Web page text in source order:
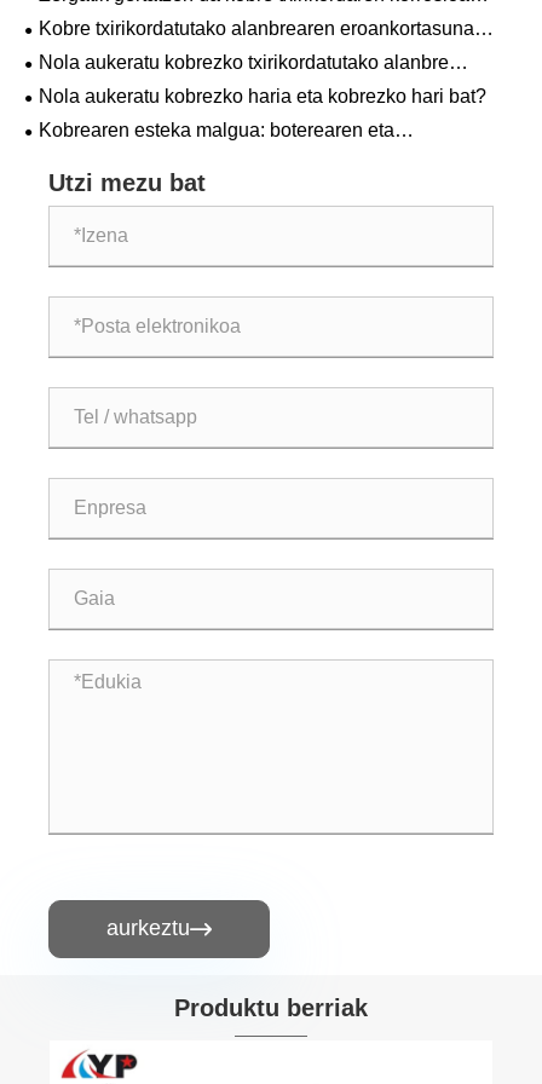
instalatu ondoren ere?
Kobre txirikordatutako alanbrearen eroankortasuna
kobre solidoa baino okerragoa da?
Nola aukeratu kobrezko txirikordatutako alanbre
egokiena?
Nola aukeratu kobrezko haria eta kobrezko hari bat?
Kobrearen esteka malgua: boterearen eta
Utzi mezu bat
aurkeztu
Produktu berriak